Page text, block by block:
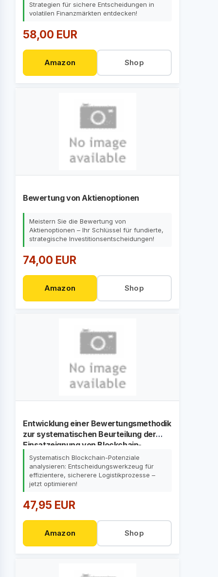
Strategien für sichere Entscheidungen in
volatilen Finanzmärkten entdecken!
58,00 EUR
Amazon Shop
Bewertung von Aktienoptionen
Meistern Sie die Bewertung von
Aktienoptionen – Ihr Schlüssel für fundierte,
strategische Investitionsentscheidungen!
74,00 EUR
Amazon Shop
Entwicklung einer Bewertungsmethodik
zur systematischen Beurteilung der
Einsatzeignung von Blockchain-
Anwendungen in der Logistik
Systematisch Blockchain-Potenziale
analysieren: Entscheidungswerkzeug für
effizientere, sicherere Logistikprozesse –
jetzt optimieren!
47,95 EUR
Amazon Shop